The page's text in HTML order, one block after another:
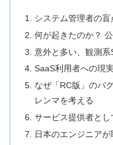
システム管理者の
何が起きたのか？
意外と多い、観測
SaaS利用者への現
なぜ「RC版」のバ
レンマを考える
サービス提供者と
日本のエンジニア